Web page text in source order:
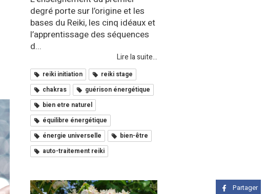
Partager
degré porte sur l’origine et les
bases du Reiki, les cinq idéaux et
l’apprentissage des séquences
d...
Lire la suite...
reiki initiation
reiki stage
chakras
guérison énergétique
bien etre naturel
équilibre énergétique
énergie universelle
bien-être
auto-traitement reiki